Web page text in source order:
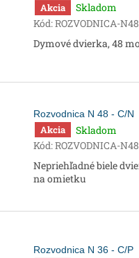
Akcia
Skladom
Kód:ROZVODNICA-
Dymové dvierka, 48
Rozvodnica N 48 - C/N
Akcia
Skladom
Kód:ROZVODNICA-
Nepriehľadné biele
na omietku
Rozvodnica N 36 - C/P